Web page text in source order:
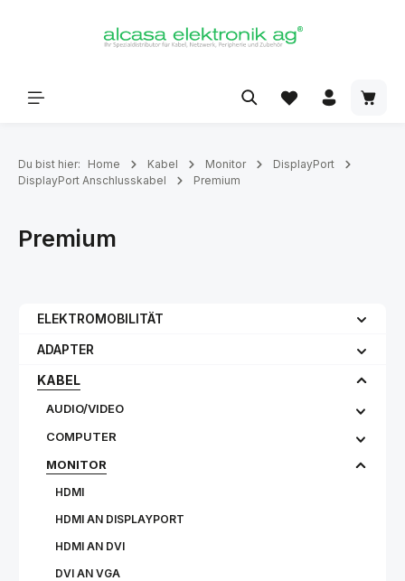
Du bist hier: Home Kabel Monitor
DisplayPort
DisplayPort Anschlusskabel
Premium
Premium
ELEKTROMOBILITÄT
ADAPTER
KABEL
AUDIO/VIDEO
COMPUTER
MONITOR
HDMI
HDMI AN DISPLAYPORT
HDMI AN DVI
DVI AN VGA